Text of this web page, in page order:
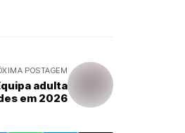
POSTAGEM
adulta
em 2026